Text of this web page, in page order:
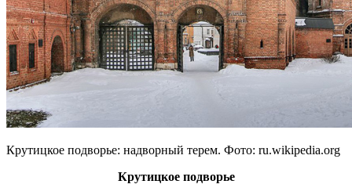
Крутицкое подворье: надворный терем. Фото: ru.wikipedia.org
Крутицкое подворье